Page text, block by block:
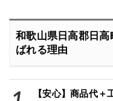
和歌山県日高郡日
ばれる理由
【安心】商品代